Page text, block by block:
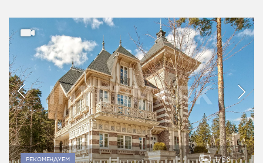
РЕКОМЕНДУЕМ 1 56